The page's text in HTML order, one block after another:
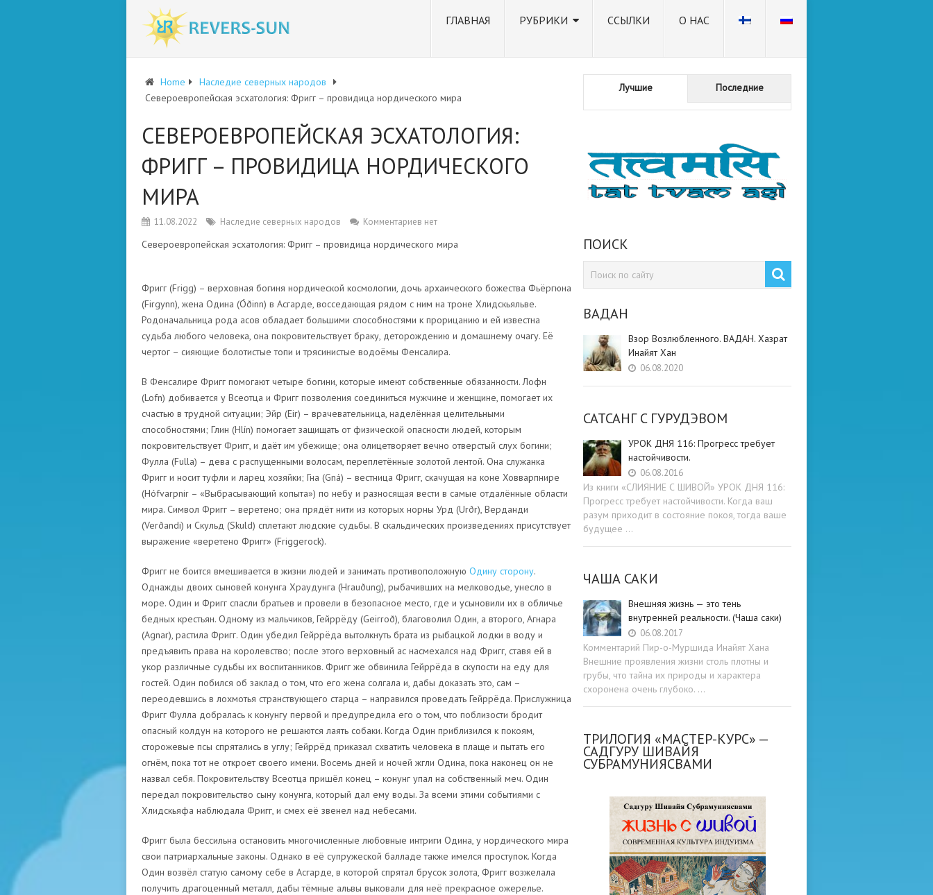
ГЛАВНАЯ РУБРИКИ ССЫЛКИ О НАС
Home
Наследие северных народов
Североевропейская эсхатология: Фригг – провидица нордического мира
СЕВЕРОЕВРОПЕЙСКАЯ ЭСХАТОЛОГИЯ:
ФРИГГ – ПРОВИДИЦА НОРДИЧЕСКОГО
МИРА
11.08.2022 Наследие северных народов Комментариев нет
Североевропейская эсхатология: Фригг – провидица нордического мира
Фригг (Frigg) – верховная богиня нордической космологии, дочь архаического божества Фьёргюна
(Firgynn), жена Одина (Óðinn) в Асгарде, восседающая рядом с ним на троне Хлидскьяльве.
Родоначальница рода асов обладает большими способностями к прорицанию и ей известна
судьба любого человека, она покровительствует браку, деторождению и домашнему очагу. Её
чертог – сияющие болотистые топи и трясинистые водоёмы Фенсалира.
В Фенсалире Фригг помогают четыре богини, которые имеют собственные обязанности. Лофн
(Lofn) добивается у Всеотца и Фригг позволения соединиться мужчине и женщине, помогает их
счастью в трудной ситуации; Эйр (Eir) – врачевательница, наделённая целительными
способностями; Глин (Hlín) помогает защищать от физической опасности людей, которым
покровительствует Фригг, и даёт им убежище; она олицетворяет вечно отверстый слух богини;
Фулла (Fulla) – дева с распущенными волосам, переплетённые золотой лентой. Она служанка
Фригг и носит туфли и ларец хозяйки; Гна (Gná) – вестница Фригг, скачущая на коне Ховварпнире
(Hófvarpnir – «Выбрасывающий копыта») по небу и разносящая вести в самые отдалённые области
мира. Символ Фригг – веретено; она прядёт нити из которых норны Урд (Urðr), Верданди
(Verðandi) и Скульд (Skuld) сплетают людские судьбы. В скальдических произведениях присутствует
выражение «веретено Фригг» (Friggerock).
Фригг не боится вмешивается в жизни людей и занимать противоположную Одину сторону.
Однажды двоих сыновей конунга Храудунга (Hrauðung), рыбачивших на мелководье, унесло в
море. Один и Фригг спасли братьев и провели в безопасное место, где и усыновили их в обличье
бедных крестьян. Одному из мальчиков, Гейррёду (Geirroð), благоволил Один, а второго, Агнара
(Agnar), растила Фригг. Один убедил Гейррёда вытолкнуть брата из рыбацкой лодки в воду и
предъявить права на королевство; после этого верховный ас насмехался над Фригг, ставя ей в
укор различные судьбы их воспитанников. Фригг же обвинила Гейррёда в скупости на еду для
гостей. Один побился об заклад о том, что его жена солгала и, дабы доказать это, сам –
переодевшись в лохмотья странствующего старца – направился проведать Гейррёда. Прислужница
Фригг Фулла добралась к конунгу первой и предупредила его о том, что поблизости бродит
опасный колдун на которого не решаются лаять собаки. Когда Один приблизился к покоям,
сторожевые псы спрятались в углу; Гейррёд приказал схватить человека в плаще и пытать его
огнём, пока тот не откроет своего имени. Восемь дней и ночей жгли Одина, пока наконец он не
назвал себя. Покровительству Всеотца пришёл конец – конунг упал на собственный меч. Один
передал покровительство сыну конунга, который дал ему воды. За всеми этими событиями с
Хлидскьяфа наблюдала Фригг, и смех её звенел над небесами.
Фригг была бессильна остановить многочисленные любовные интриги Одина, у нордического мира
свои патриархальные законы. Однако в её супружеской балладе также имелся проступок. Когда
Один возвёл статую самому себе в Асгарде, в которой спрятал брусок золота, Фригг возжелала
получить драгоценный металл, дабы тёмные альвы выковали для неё прекрасное ожерелье.
Лучшие Последние
ПОИСК
ВАДАН
Взор Возлюбленного. ВАДАН. Хазрат
Инайят Хан
06.08.2020
САТСАНГ C ГУРУДЭВОМ
УРОК ДНЯ 116: Прогресс требует
настойчивости.
06.08.2016
Из книги «СЛИЯНИЕ С ШИВОЙ» УРОК ДНЯ 116:
Прогресс требует настойчивости. Когда ваш
разум приходит в состояние покоя, тогда ваше
будущее …
ЧАША САКИ
Внешняя жизнь — это тень
внутренней реальности. (Чаша саки)
06.08.2017
Комментарий Пир-о-Муршида Инайят Хана
Внешние проявления жизни столь плотны и
грубы, что тайна их природы и характера
схоронена очень глубоко. …
ТРИЛОГИЯ «МАСТЕР-КУРС» —
САДГУРУ ШИВАЙЯ
СУБРАМУНИЯСВАМИ